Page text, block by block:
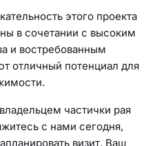
этого проекта
в сочетании с высоким
и востребованным
отличный потенциал для
частички рая
с нами сегодня,
визит. Ваш